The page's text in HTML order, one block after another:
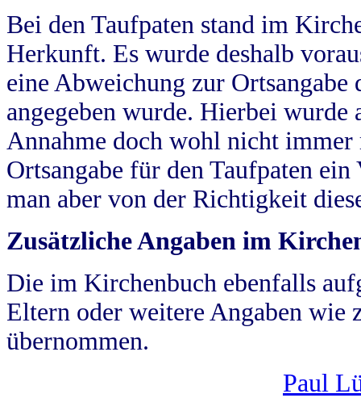
Bei den Taufpaten stand im
Herkunft. Es wurde deshalb
eine Abweichung zur
angegeben wurde. Hierbei wurde
Annahme doch wohl nicht
Ortsangabe für den Taufpaten
man aber von der Richtigkeit
Zusätzliche Angaben im
Die im Kirchenbuch ebenfalls
Eltern oder weitere Angaben wie
übernommen.
Paul